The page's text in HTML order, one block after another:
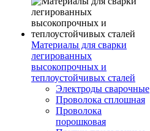
Материалы для сварки
легированных
высокопрочных и
теплоустойчивых сталей
Электроды сварочные
Проволока сплошная
Проволока
порошковая